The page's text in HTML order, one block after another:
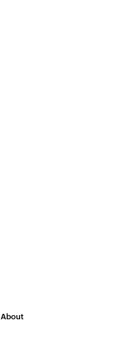
About